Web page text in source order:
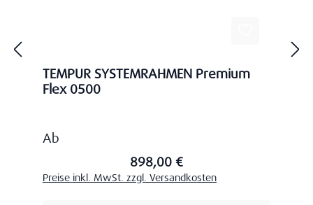
TEMPUR SYSTEMRAHMEN Premium
Flex 0500
Regulärer Preis:
Ab
898,00 €
Preise inkl. MwSt. zzgl. Versandkosten